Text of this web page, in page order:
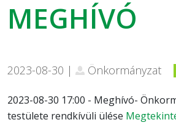
MEGHÍVÓ
2023-08-30 | Önkormányzat
2023-08-30 17:00 - Meghívó-
testülete rendkívüli ülése